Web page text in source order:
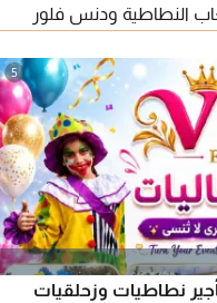
النطاطية ودنس فلور
5
نطاطيات وزحلقيات